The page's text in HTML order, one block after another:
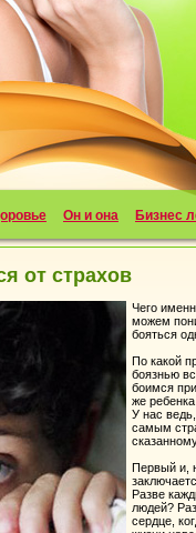
Он и она Бизнес
от страхов
Чего
можем
бояться
По какой
боязнью
боимся
же ребенка
У нас
самым
Первый и,
Разве
людей?
сердце,